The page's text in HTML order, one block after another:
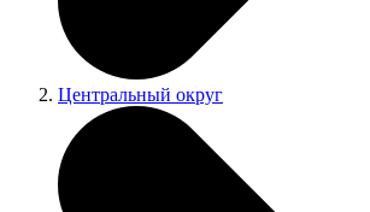
Центральный округ